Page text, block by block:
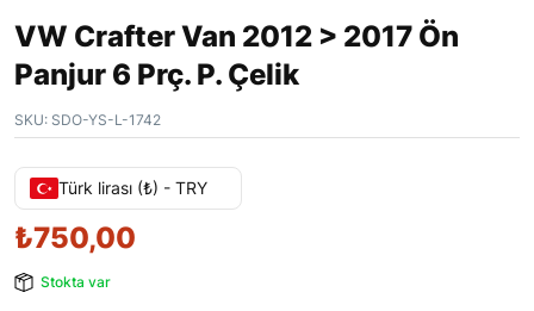
VW Crafter Van 2012 > 2017 Ön
Panjur 6 Prç. P. Çelik
SKU: SDO-YS-L-1742
Türk lirası (₺) - TRY
₺750,00
Stokta var